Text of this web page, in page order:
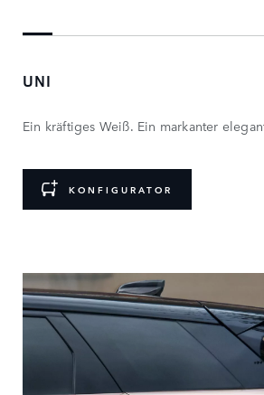
UNI
Ein kräftiges Weiß. Ein markanter
KONFIGURATOR